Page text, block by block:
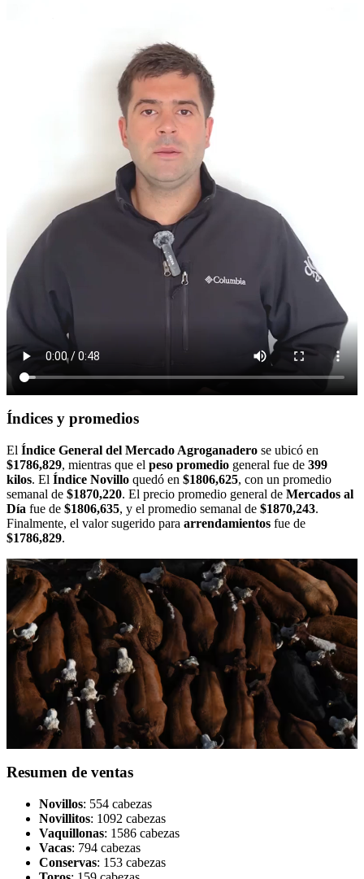
Índices y promedios
El Índice General del Mercado Agroganadero se ubicó en
$1786,829, mientras que el peso promedio general fue de 399
kilos. El Índice Novillo quedó en $1806,625, con un promedio
semanal de $1870,220. El precio promedio general de Mercados al
Día fue de $1806,635, y el promedio semanal de $1870,243.
Finalmente, el valor sugerido para arrendamientos fue de
$1786,829.
Resumen de ventas
Novillos: 554 cabezas
Novillitos: 1092 cabezas
Vaquillonas: 1586 cabezas
Vacas: 794 cabezas
Conservas: 153 cabezas